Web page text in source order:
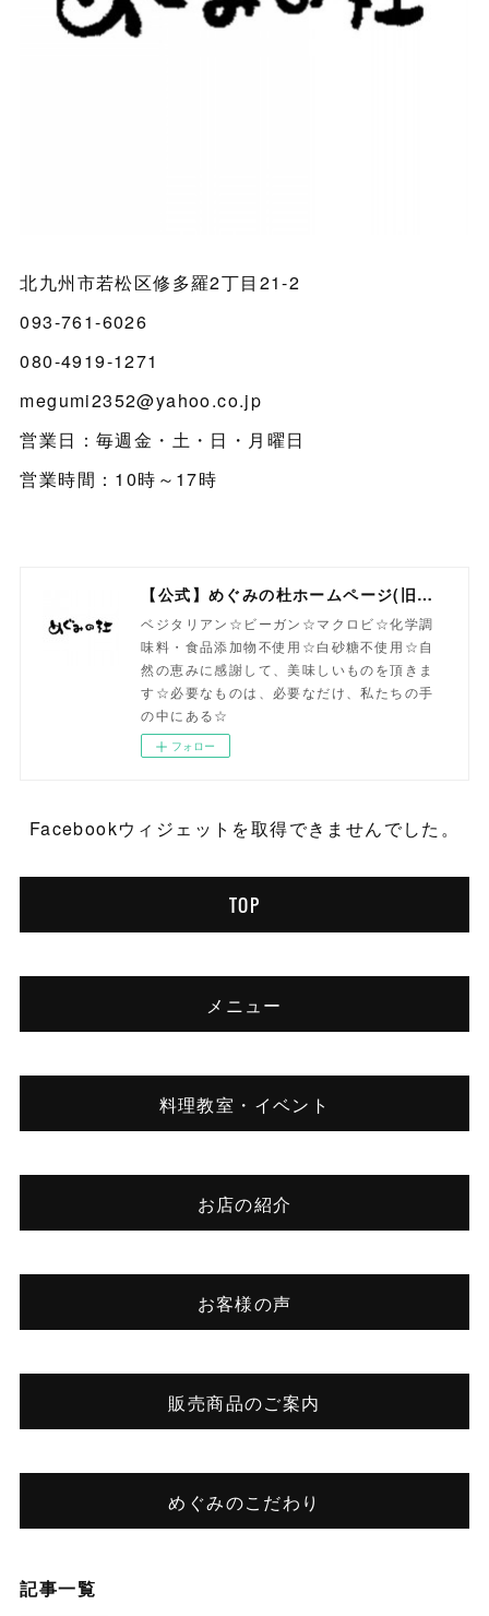
北九州市若松区修多羅2丁目21-2
093-761-6026
080-4919-1271
megumi2352@yahoo.co.jp
営業日：毎週金・土・日・月曜日
営業時間：10時～17時
【公式】めぐみの杜ホームページ(旧自然食工房）
ベジタリアン☆ビーガン☆マクロビ☆化学調
味料・食品添加物不使用☆白砂糖不使用☆自
然の恵みに感謝して、美味しいものを頂きま
す☆必要なものは、必要なだけ、私たちの手
の中にある☆
フォロー
Facebookウィジェットを取得できませんでした。
TOP
メニュー
料理教室・イベント
お店の紹介
お客様の声
販売商品のご案内
めぐみのこだわり
記事一覧